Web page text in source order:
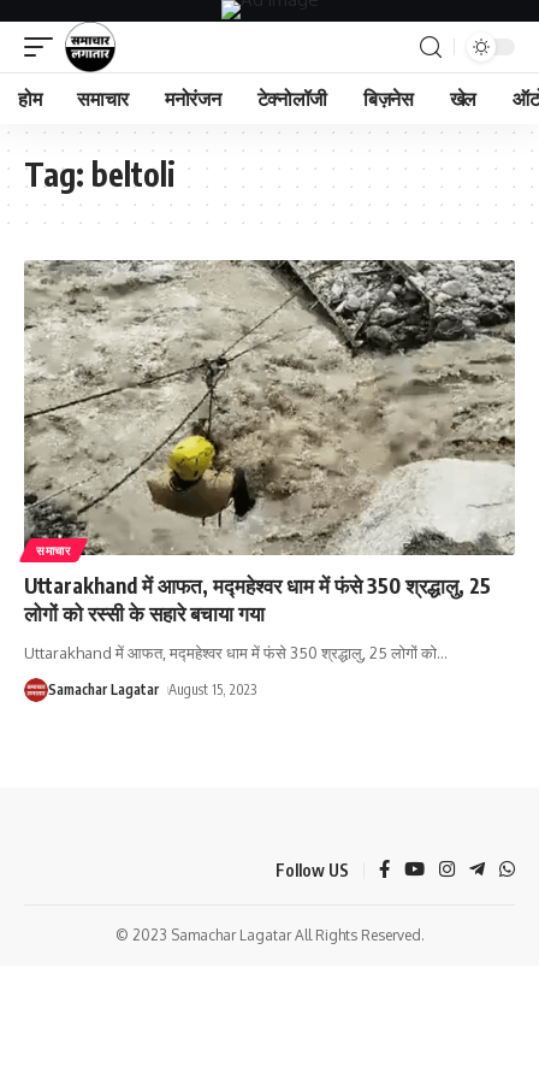
होम समाचार मनोरंजन टेक्नोलॉजी बिज़नेस खेल
Tag: beltoli
समाचार
Uttarakhand में आफत, मद्महेश्वर धाम में फंसे 350 श्रद्धालु, 25
लोगों को रस्सी के सहारे बचाया गया
Uttarakhand में आफत, मद्महेश्वर धाम में फंसे 350 श्रद्धालु, 25 लोगों को…
Samachar Lagatar August 15, 2023
Follow US
© 2023 Samachar Lagatar All Rights Reserved.